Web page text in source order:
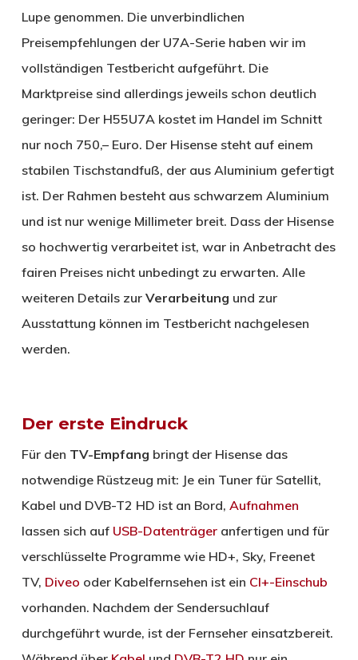
Lupe genommen. Die unverbindlichen
Preisempfehlungen der U7A-Serie haben wir im
vollständigen Testbericht aufgeführt. Die
Marktpreise sind allerdings jeweils schon deutlich
geringer: Der H55U7A kostet im Handel im Schnitt
nur noch 750,– Euro. Der Hisense steht auf einem
stabilen Tischstandfuß, der aus Aluminium gefertigt
ist. Der Rahmen besteht aus schwarzem Aluminium
und ist nur wenige Millimeter breit. Dass der Hisense
so hochwertig verarbeitet ist, war in Anbetracht des
fairen Preises nicht unbedingt zu erwarten. Alle
weiteren Details zur Verarbeitung und zur
Ausstattung können im Testbericht nachgelesen
werden.
Der erste Eindruck
Für den TV-Empfang bringt der Hisense das
notwendige Rüstzeug mit: Je ein Tuner für Satellit,
Kabel und DVB-T2 HD ist an Bord, Aufnahmen
lassen sich auf USB-Datenträgeranfertigen und für
verschlüsselte Programme wie HD+, Sky, Freenet
TV, Diveo oder Kabelfernsehen ist ein CI+-Einschub
vorhanden. Nachdem der Sendersuchlauf
durchgeführt wurde, ist der Fernseher einsatzbereit.